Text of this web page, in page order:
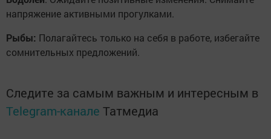
напряжение активными прогулками.
Рыбы: Полагайтесь только на себя в работе, избегайте
сомнительных предложений.
Следите за самым важным и интересным в
Telegram-канале Татмедиа